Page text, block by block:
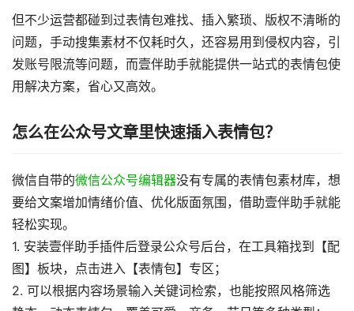
但不少运营都碰到过表情包难找、插入繁琐、版权不清晰的
问题，手动搜集素材不仅耗时久，还容易用到侵权内容，引
发账号限流等问题，而壹伴助手就能提供一站式的表情包使
用解决方案，省心又高效。
怎么在公众号文章里快速插入表情包？
微信自带的微信公众号编辑器没有专属的表情包素材库，想
要给文案增加情绪价值、优化版面氛围，借助壹伴助手就能
轻松实现。
1. 安装壹伴助手插件后登录公众号后台，在工具箱找到【配
图】板块，点击进入【表情包】专区；
2. 可以根据内容场景输入关键词检索，也能按照风格筛选